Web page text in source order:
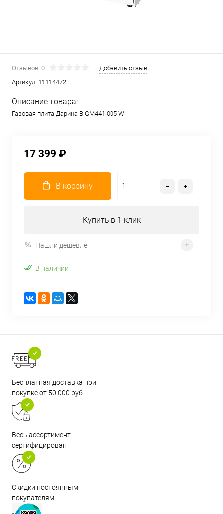
Отзывов: 0
Добавить отзыв
Артикул: 11114472
Описание товара:
Газовая плита Дарина B GM441 005 W
17 399 ₽
В корзину
Купить в 1 клик
Нашли дешевле
В наличии
Бесплатная доставка при
покупке от 50 000 руб
Весь ассортимент
сертифицирован
Скидки постоянным
покупателям